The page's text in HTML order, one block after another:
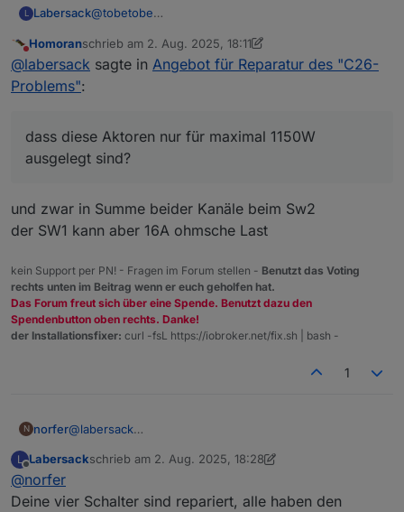
L Labersack@tobetobe
wieder.
An einem der HM-LC-Sw1-FM ist Sicherung &
Sicherungswiderstand in Ordnung, der hat andere
Zwei haben danach wieder funktioniert, bei einem
brannte er sofort wieder durch, also hat auch der
andere Probleme.
Sicherungen/Sicherungswiderstände ist schon
seltsam.... was hattest du da dranhängen?
Dir ist bekannt, dass diese Aktoren nur für maximal
Kann dir also 3 reparierte Schalter zurückschicken.
Nicht stören
Homoranschrieb am 2. Aug. 2025, 18:11
zuletzt editiert von Homoran 8. Feb. 2025, 20:13
@labersack sagte in Angebot für Reparatur des "C26-
Problems":
dass diese Aktoren nur für maximal 1150W
ausgelegt sind?
und zwar in Summe beider Kanäle beim Sw2
der SW1 kann aber 16A ohmsche Last
kein Support per PN! - Fragen im Forum stellen - Benutzt das Voting
rechts unten im Beitrag wenn er euch geholfen hat.
Das Forum freut sich über eine Spende. Benutzt dazu den
Spendenbutton oben rechts. Danke!
der Installationsfixer: curl -fsL https://iobroker.net/fix.sh | bash -
1
N norfer@labersack
das Päckchen schicken?
L
Offline
Labersackschrieb am 2. Aug. 2025, 18:28
zuletzt editiert von Labersack8. Apr. 2025, 10:33
@norfer
Deine vier Schalter sind repariert, alle haben den